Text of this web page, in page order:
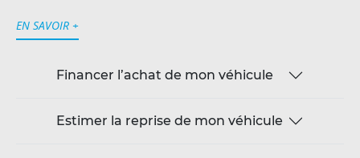
EN SAVOIR +
Financer l’achat de mon véhicule
Estimer la reprise de mon véhicule